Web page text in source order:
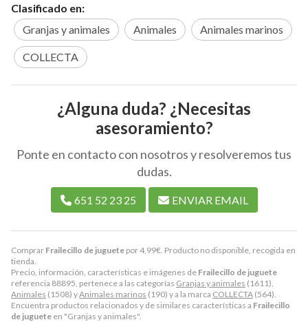
Comprar Frailecillo de juguete por4,99€ . Producto no disponible, recogida en
tienda.
Precio, información, características e imágenes de Frailecillo de juguete
referencia 88895, pertenece a las categorías Granjas y animales (1611),
Animales (1508) yAnimales marinos (190) y a la marca COLLECTA (564).
Encuentra productos relacionados y de similares características a Frailecillo
de juguete en "Granjas y animales".
Clasificado en:
Granjas y animales
Animales Animales marinos
COLLECTA
¿Alguna duda? ¿Necesitas
asesoramiento?
Ponte en contacto con nosotros y resolveremos tus
dudas.
651 52 23 25 ENVIAR EMAIL